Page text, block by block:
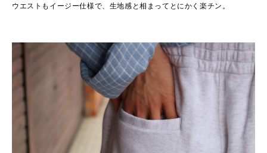
ウエストもイージー仕様で、生地感と相まってとにかく楽チン。